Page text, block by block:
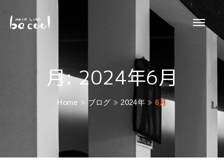
月:2024年6月
Home ブログ 2024年 6月